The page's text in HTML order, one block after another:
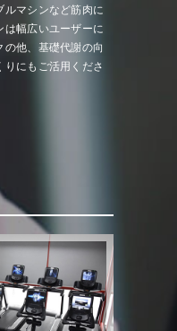
マシンなど筋肉に
幅広いユーザーに
他、基礎代謝の向
にもご活用くださ